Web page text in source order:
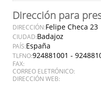
Dirección para
DIRECCIÓN:Felipe Checa 23
CIUDAD:Badajoz
PAÍS:España
TLFNO:924881001 -
FAX:
CORREO ELETRÓNICO:
DIRECCIÓN WEB: